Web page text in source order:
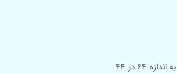
باسلام،به دلیل نامنظمی پریودسونو دادم و متوجه شدم یه کیست سپتوم دار با دیواره نازک به اندازه ۶۴ در ۴۴